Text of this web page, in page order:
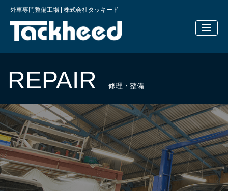
外車専門整備工場 | 株式会社タッキード
横浜の外
REPAIR 修理・整備